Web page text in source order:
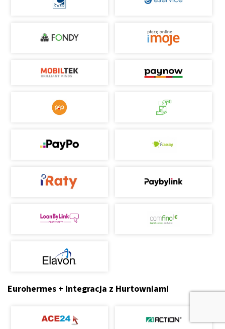
Eurohermes + Integracja z Hurtowniami